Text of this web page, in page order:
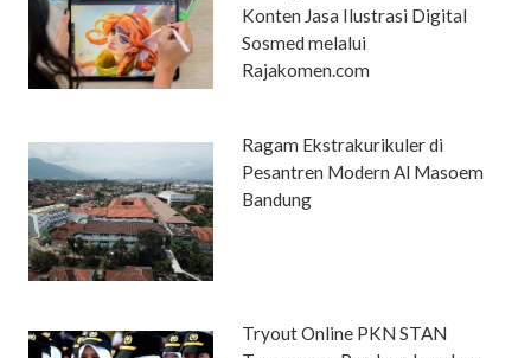
Konten Jasa Ilustrasi Digital
Sosmed melalui
Rajakomen.com
Ragam Ekstrakurikuler di
Pesantren Modern Al Masoem
Bandung
Tryout Online PKN STAN